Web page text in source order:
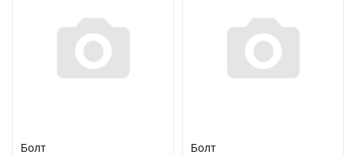
Болт Болт